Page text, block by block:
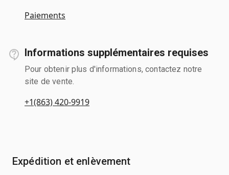
Paiements
Informations supplémentaires requises
Pour obtenir plus d'informations, contactez notre
site de vente.
+1(863) 420-9919
Expédition et enlèvement